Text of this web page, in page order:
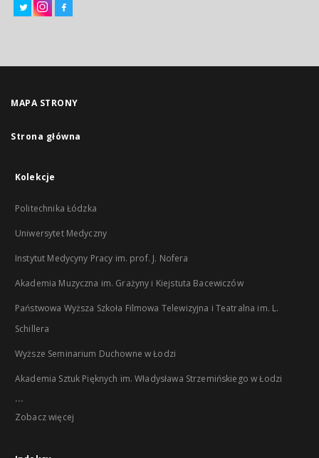
MAPA STRONY
Strona główna
Kolekcje
Politechnika Łódzka
Uniwersytet Medyczny
Instytut Medycyny Pracy im. prof. J. Nofera
Akademia Muzyczna im. Grażyny i Kiejstuta Bacewiczów
Państwowa Wyższa Szkoła Filmowa Telewizyjna i Teatralna im. L.
Schillera
Wyższe Seminarium Duchowne w Łodzi
Akademia Sztuk Pięknych im. Władysława Strzemińskiego w Łodzi
...
Zobacz więcej